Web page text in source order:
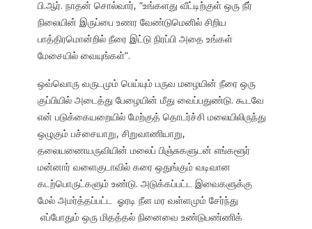
பி.ஆர். நாதன் சொல்வார், “உங்களது வீட்டிற்குள் ஒரு நீர்
நிலையின் இருப்பை உணர வேண்டுமெனில் சிறிய
பாத்திரமொன்றில் நீரை இட்டு நிரப்பி அதை உங்கள்
மேசையில் வையுங்கள்”.
ஒவ்வொரு வருடமும் பெய்யும் பருவ மழையின் நீரை ஒரு
குப்பியில் அடைத்து பேழையின் மீது வைப்பதுண்டு. கூடவே
என் படுக்கையறையில் மேற்குத் தொடர்ச்சி மலையிலிருந்து
ஒழுகும் பச்சையாறு, சிறுவாணியாறு,
தலையணையருவியின் மலைப் பிஞ்சுகளுடன் எங்களூர்
மன்னார் வளைகுடாவில் கரை ஒதுங்கும் வடிவான
கடற்பொருட்களும் உண்டு. அடுக்கப்பட்ட இவைகளுக்கு
மேல் அமர்த்தப்பட்ட ஓரடி நீள மர வள்ளமும் சேர்ந்து
எப்போதும் ஒரு மிதத்தல் நினைவை உண்டுபண்ணிக்